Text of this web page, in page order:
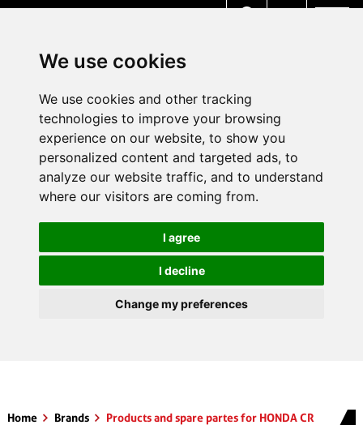
We use cookies
We use cookies and other tracking
technologies to improve your browsing
experience on our website, to show you
personalized content and targeted ads, to
analyze our website traffic, and to understand
where our visitors are coming from.
I agree
I decline
Change my preferences
Home Brands
Products and spare partes for HONDA CR